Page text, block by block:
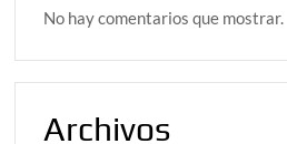
No hay comentarios que mostrar.
Archivos